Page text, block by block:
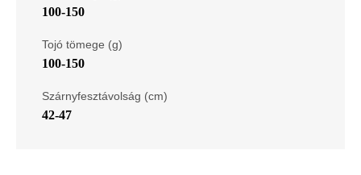
100-150
Tojó tömege (g)
100-150
Szárnyfesztávolság (cm)
42-47